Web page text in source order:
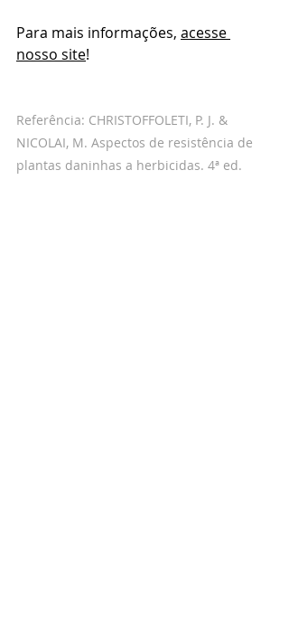
Para mais informações, acesse
nosso site!
Referência: CHRISTOFFOLETI, P. J. &
NICOLAI, M. Aspectos de resistência de
plantas daninhas a herbicidas. 4ª ed.